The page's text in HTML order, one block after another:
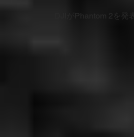
DJIがPhantom 2を発表